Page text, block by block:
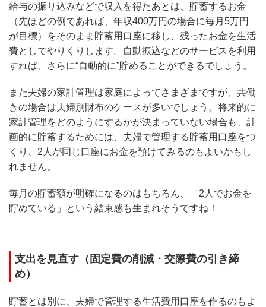
給与の振り込みなどで収入を得たあとは、貯蓄するお金
（先ほどの例であれば、年収400万円の場合に毎月5万円
が目標）をそのまま貯蓄用口座に移し、残ったお金を生活
費としてやりくりします。自動振込などのサービスを利用
すれば、さらに“自動的に”貯めることができるでしょう。
また夫婦の家計管理は家庭によってさまざまですが、共働
きの場合は夫婦別財布のケースが多いでしょう。将来的に
家計管理をどのようにするかが決まっていない場合も、計
画的に貯蓄するためには、夫婦で管理する貯蓄用口座をつ
くり、2人が同じ口座にお金を預けてみるのもよいかもし
れません。
毎月の貯蓄額が明確になるのはもちろん、「2人でお金を
貯めている」という結束感も生まれそうですね！
支出を見直す（固定費の削減・交際費の引き締
め）
貯蓄とは別に、夫婦で管理する生活費用口座を作るのもよ